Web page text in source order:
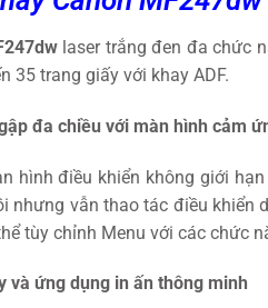
laser trắng đen đa chức
35 trang giấy với khay ADF.
đa chiều với màn hình cảm
hình điều khiển không giới
nhưng vẫn thao tác điều khiển
tùy chỉnh Menu với các chức
và ứng dụng in ấn thông minh